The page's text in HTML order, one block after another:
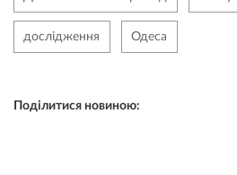
дослідження Одеса
Поділитися новиною: